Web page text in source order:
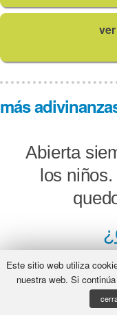
más
Abierta
los
A ti acudo,
Este sitio web utiliza
nuestra web. Si